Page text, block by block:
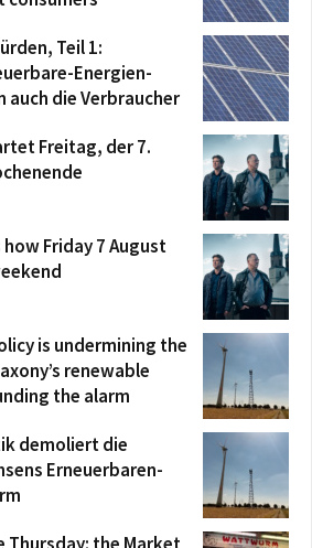
Teil 1:
Energien-
auch die Verbraucher
Freitag, der 7.
how Friday 7 August
is undermining the
renewable
the alarm
demoliert die
Erneuerbaren-